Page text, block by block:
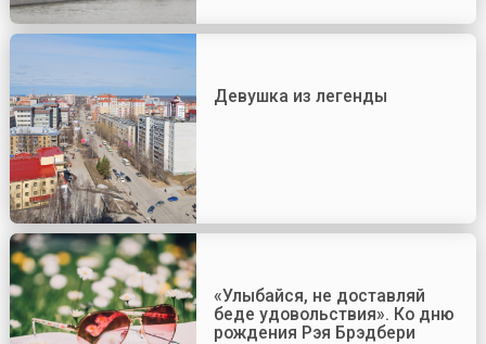
Девушка из легенды
«Улыбайся, не доставляй
беде удовольствия». Ко дню
рождения Рэя Брэдбери